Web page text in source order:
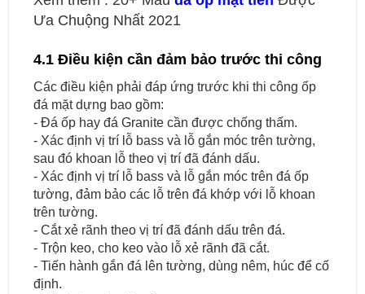
Ưa Chuộng Nhất 2021
4.1 Điều kiện cần đảm bảo trước thi công
Các điều kiện phải đáp ứng trước khi thi công ốp
đá mặt dựng bao gồm:
- Đá ốp hay đá Granite cần được chống thấm.
- Xác định vị trí lỗ bass và lỗ gắn móc trên tường,
sau đó khoan lỗ theo vị trí đã đánh dấu.
- Xác định vị trí lỗ bass và lỗ gắn móc trên đá ốp
tường, đảm bảo các lỗ trên đá khớp với lỗ khoan
trên tường.
- Cắt xẻ rãnh theo vị trí đã đánh dấu trên đá.
- Trộn keo, cho keo vào lỗ xẻ rãnh đã cắt.
- Tiến hành gắn đá lên tường, dùng nêm, húc để cố
định.